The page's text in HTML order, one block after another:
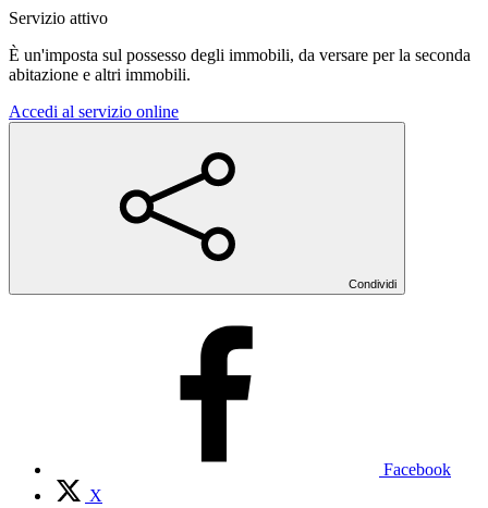
Servizio attivo
È un'imposta sul possesso degli immobili, da versare per la seconda
abitazione e altri immobili.
Accedi al servizio online
Condividi
Facebook
X